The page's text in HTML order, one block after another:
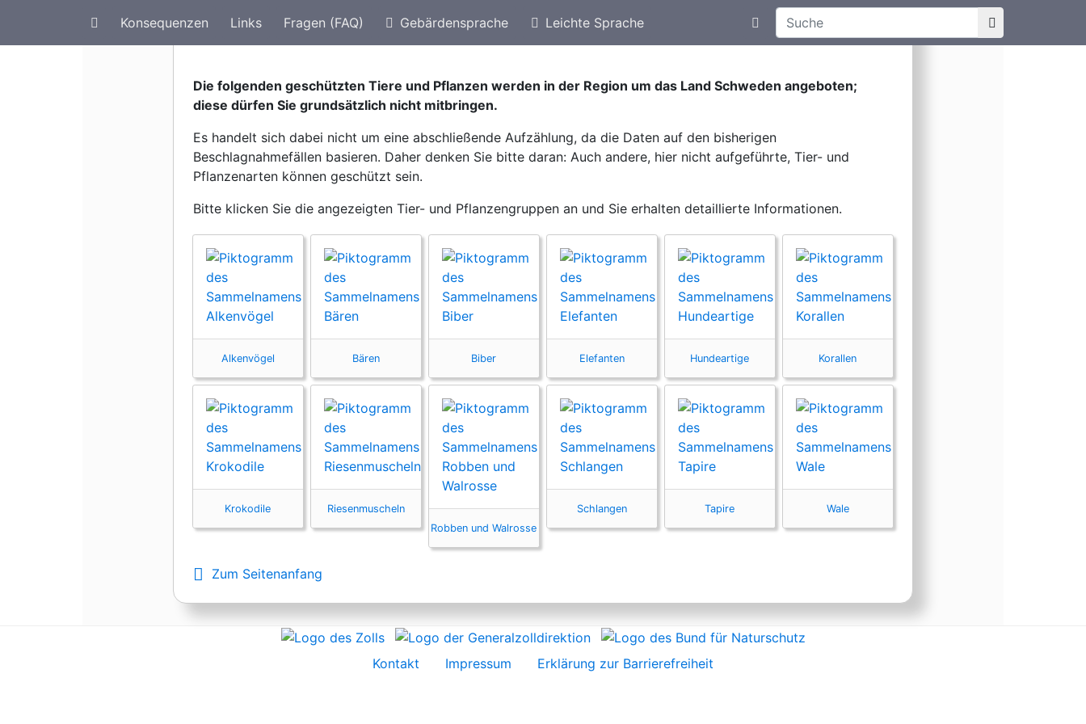
Aktuelle Meldungen
Suchtexteingabe
Konsequenzen Links Fragen (FAQ) Gebärdensprache Leichte Sprache
Die folgenden geschützten Tiere und Pflanzen werden in der Region um das Land Schweden angeboten;
diese dürfen Sie grundsätzlich nicht mitbringen.
Es handelt sich dabei nicht um eine abschließende Aufzählung, da die Daten auf den bisherigen
Beschlagnahmefällen basieren. Daher denken Sie bitte daran: Auch andere, hier nicht aufgeführte, Tier- und
Pflanzenarten können geschützt sein.
Bitte klicken Sie die angezeigten Tier- und Pflanzengruppen an und Sie erhalten detaillierte Informationen.
Alkenvögel Bären Biber Elefanten Hundeartige Korallen
Krokodile
Riesenmuscheln
Robben und Walrosse
Schlangen Tapire Wale
Zum Seitenanfang
Kontakt Impressum Erklärung zur Barrierefreiheit